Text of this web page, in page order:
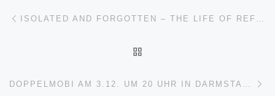
Beitragsnavigation